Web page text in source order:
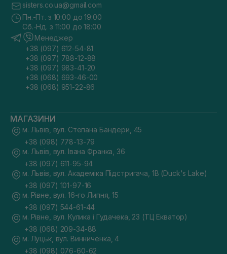
sisters.co.ua@gmail.com
Пн.-Пт. з 10:00 до 19:00
Сб.-Нд. з 11:00 до 18:00
Менеджер
+38 (097) 612-54-81
+38 (097) 788-12-88
+38 (097) 983-41-20
+38 (068) 693-46-00
+38 (068) 951-22-86
МАГАЗИНИ
м. Львів, вул. Степана Бандери, 45
+38 (098) 778-13-79
м. Львів, вул. Івана Франка, 36
+38 (097) 611-95-94
м. Львів, вул. Академіка Підстригача, 1В (Duck's Lake)
+38 (097) 101-97-16
м. Рівне, вул. 16-го Липня, 15
+38 (097) 544-61-44
м. Рівне, вул. Кулика і Гудачека, 23 (ТЦ Екватор)
+38 (068) 209-34-88
м. Луцьк, вул. Винниченка, 4
+38 (098) 076-60-62